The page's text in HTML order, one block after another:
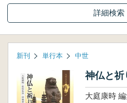
詳細検索
新刊 単行本 中世
神仏と祈
大庭康時